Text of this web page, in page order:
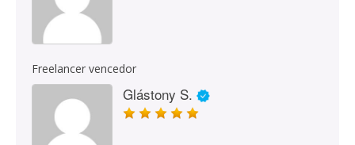
Freelancer vencedor
Glástony S.